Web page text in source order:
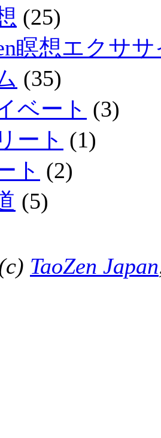
(25)
瞑想エクサ
(35)
ベート (3)
ート (1)
ト (2)
(5)
TaoZen Japan